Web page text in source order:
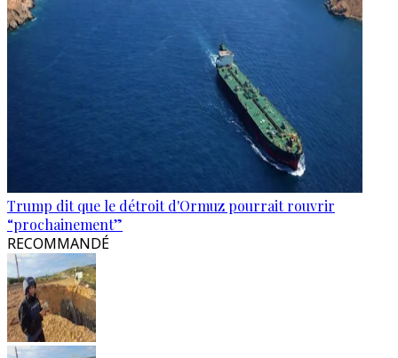
Trump dit que le détroit d'Ormuz pourrait rouvrir
“prochainement”
RECOMMANDÉ